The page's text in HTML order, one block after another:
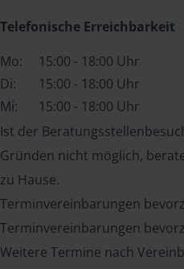
Telefonische Erreichbarkeit
Mo:
15:00 - 18:00 Uhr
Di:
15:00 - 18:00 Uhr
Mi:
15:00 - 18:00 Uhr
Ist der
Gründen nicht möglich,
zu Hause.
Terminvereinbarungen
Terminvereinbarungen
Weitere Termine nach